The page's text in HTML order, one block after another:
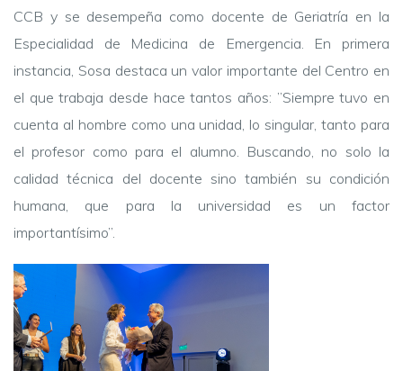
CCB y se desempeña como docente de Geriatría en la
Especialidad de Medicina de Emergencia. En primera
instancia, Sosa destaca un valor importante del Centro en
el que trabaja desde hace tantos años: ”Siempre tuvo en
cuenta al hombre como una unidad, lo singular, tanto para
el profesor como para el alumno. Buscando, no solo la
calidad técnica del docente sino también su condición
humana, que para la universidad es un factor
importantísimo”.